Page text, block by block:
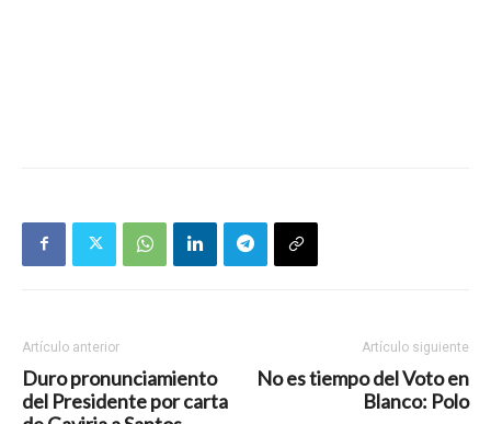
Artículo anterior
Duro pronunciamiento
del Presidente por carta
Artículo siguiente
No es tiempo del Voto en
Blanco: Polo